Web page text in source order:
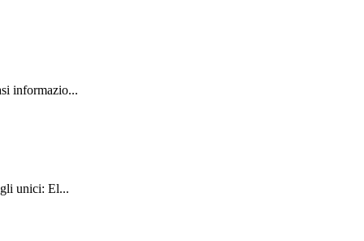
informazio...
unici: El...